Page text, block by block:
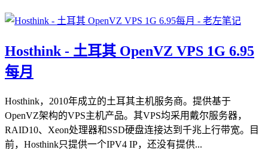
Hosthink - 土耳其 OpenVZ VPS 1G 6.95
每月
Hosthink，2010年成立的土耳其主机服务商。提供基于
OpenVZ架构的VPS主机产品。其VPS均采用戴尔服务器，
RAID10、Xeon处理器和SSD硬盘连接达到千兆上行带宽。目
前，Hosthink只提供一个IPV4 IP，还没有提供...